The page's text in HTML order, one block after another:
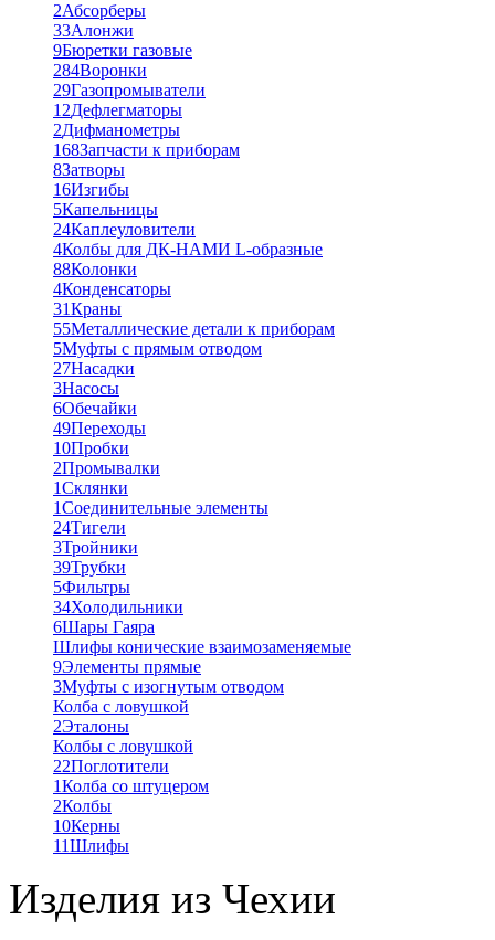
2Абсорберы
33Алонжи
9Бюретки газовые
284Воронки
29Газопромыватели
12Дефлегматоры
2Дифманометры
168Запчасти к приборам
8Затворы
16Изгибы
5Капельницы
24Каплеуловители
4Колбы для ДК-НАМИ L-образные
88Колонки
4Конденсаторы
31Краны
55Металлические детали к приборам
5Муфты с прямым отводом
27Насадки
3Насосы
6Обечайки
49Переходы
10Пробки
2Промывалки
1Склянки
1Соединительные элементы
24Тигели
3Тройники
39Трубки
5Фильтры
34Холодильники
6Шары Гаяра
Шлифы конические взаимозаменяемые
9Элементы прямые
3Муфты с изогнутым отводом
Колба с ловушкой
2Эталоны
Колбы с ловушкой
22Поглотители
1Колба со штуцером
2Колбы
10Керны
11Шлифы
Изделия из Чехии